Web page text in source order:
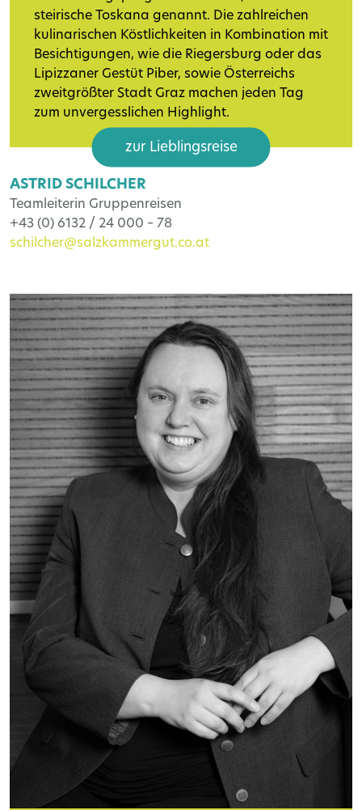
steirische Toskana genannt. Die zahlreichen
kulinarischen Köstlichkeiten in Kombination mit
Besichtigungen, wie die Riegersburg oder das
Lipizzaner Gestüt Piber, sowie Österreichs
zweitgrößter Stadt Graz machen jeden Tag
zum unvergesslichen Highlight.
zur Lieblingsreise
ASTRID SCHILCHER
Teamleiterin Gruppenreisen
+43 (0) 6132 / 24 000 – 78
schilcher@salzkammergut.co.at